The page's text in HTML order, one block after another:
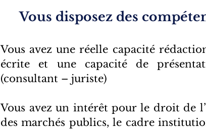
Vous disposez des
Vous avez une réelle capacité
écrite et une capacité de
(consultant – juriste)
Vous avez un intérêt pour le droit de
des marchés publics, le cadre